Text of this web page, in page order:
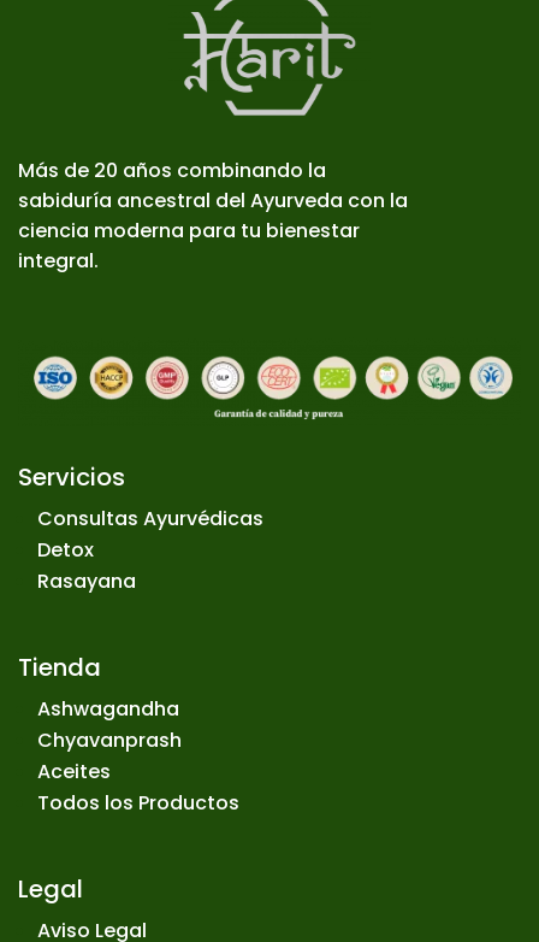
Más de 20 años combinando la
sabiduría ancestral del Ayurveda con la
ciencia moderna para tu bienestar
integral.
Servicios
Consultas Ayurvédicas
Detox
Rasayana
Tienda
Ashwagandha
Chyavanprash
Aceites
Todos los Productos
Legal
Aviso Legal